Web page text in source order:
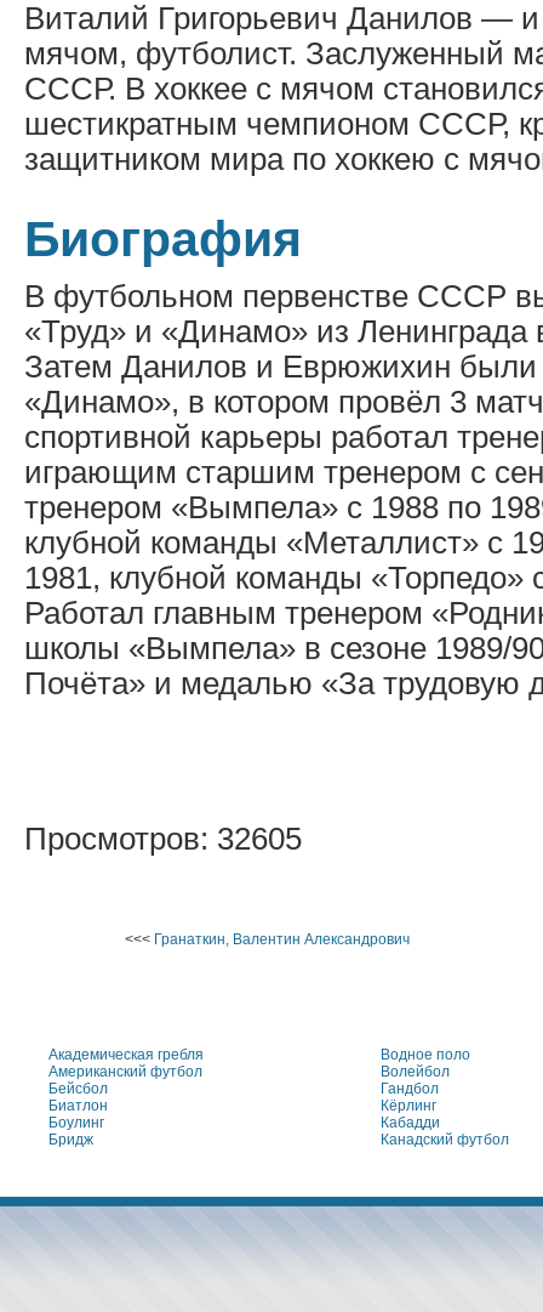
Виталий Григорьевич Данилов —
мячом, футболист. Заслуженный
СССР. В хоккее с мячом
шестикратным чемпионом СССР,
защитником мира по хоккею с
Биография
В футбольном первенстве СССР
«Труд» и «Динамо» из
Затем Данилов и Еврюжихин были
«Динамо», в котором провёл 3
спортивной карьеры работал
играющим старшим тренером с
тренером «Вымпела» с 1988 по
клубной команды «Металлист» с
1981, клубной команды «Торпедо»
Работал главным тренером
школы «Вымпела» в сезоне 1989/
Почёта» и медалью «За трудовую
Просмотров: 32605
<<< Гранаткин, Валентин Александрович
Академическая гребля
Американский футбол
Бейсбол
Биатлон
Боулинг
Бридж
Водное поло
Волейбол
Гандбол
Кёрлинг
Кабадди
Канадский футбол